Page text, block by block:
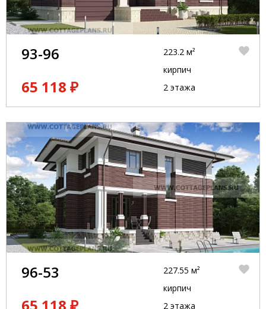
93-96
65 118 ₽
223.2 м²
кирпич
2 этажа
96-53
227.55 м²
кирпич
2 этажа